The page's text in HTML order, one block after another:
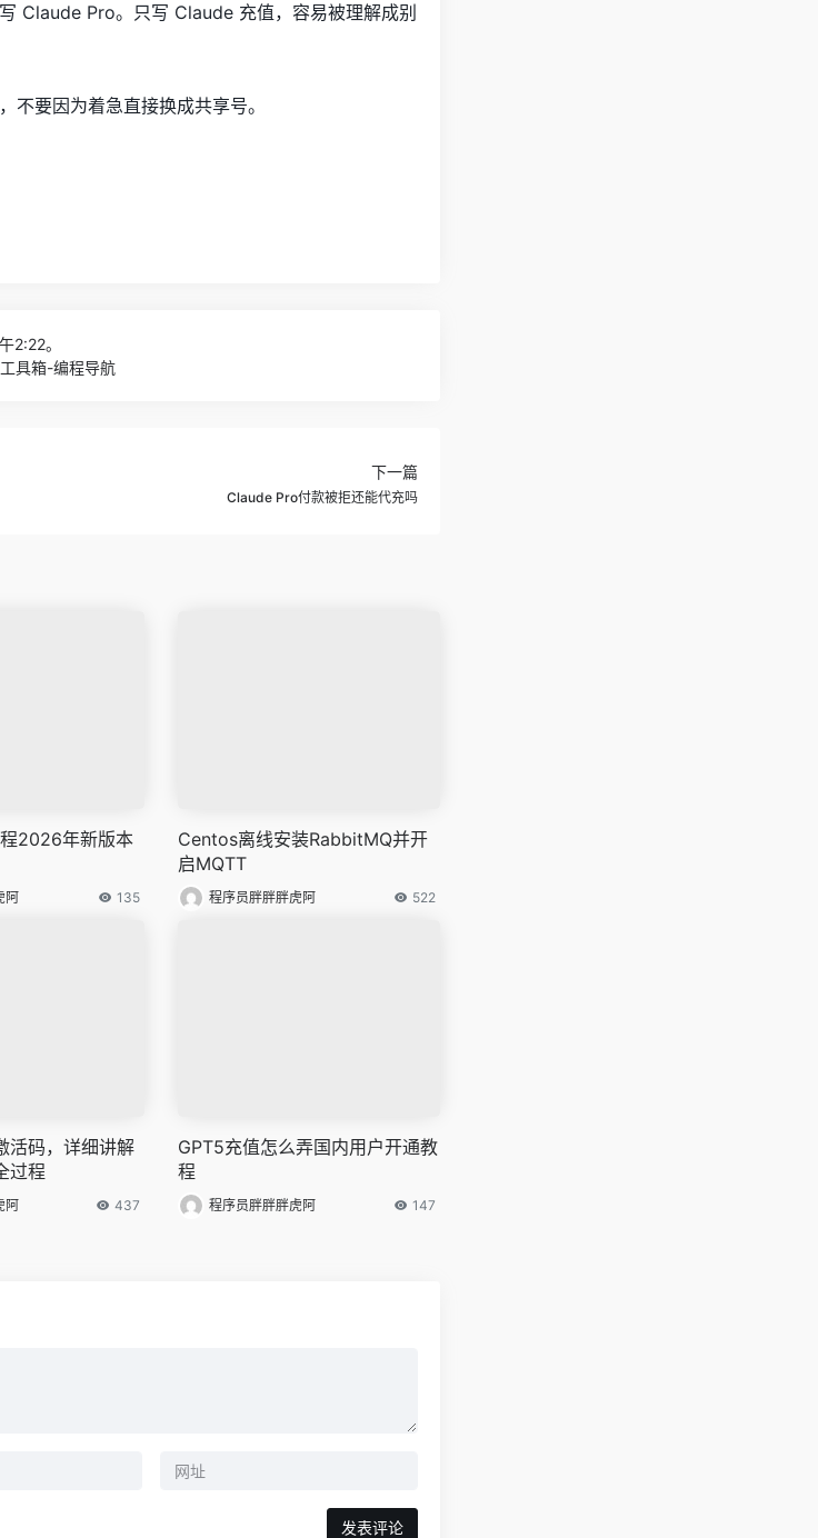
Claude Pro。只写 Claude 充值，容易被理解成别
不要因为着急直接换成共享号。
2:22。
具箱-编程导航
下一篇
Claude Pro付款被拒还能代充吗
2026年新版本
阿 135
Centos离线安装RabbitMQ并开
启MQTT
程序员胖胖胖虎阿 522
活码，详细讲解
过程
阿 437
GPT5充值怎么弄国内用户开通教
程
程序员胖胖胖虎阿 147